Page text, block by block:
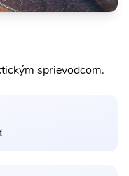
sprievodcom.